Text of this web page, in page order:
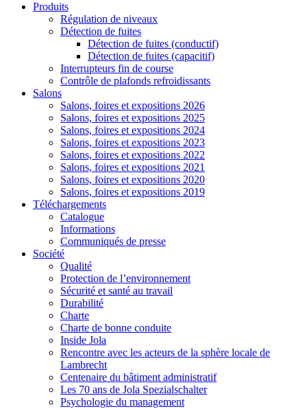
Produits
Régulation de niveaux
Détection de fuites
Détection de fuites (conductif)
Détection de fuites (capacitif)
Interrupteurs fin de course
Contrôle de plafonds refroidissants
Salons
Salons, foires et expositions 2026
Salons, foires et expositions 2025
Salons, foires et expositions 2024
Salons, foires et expositions 2023
Salons, foires et expositions 2022
Salons, foires et expositions 2021
Salons, foires et expositions 2020
Salons, foires et expositions 2019
Téléchargements
Catalogue
Informations
Communiqués de presse
Société
Qualité
Protection de l’environnement
Sécurité et santé au travail
Durabilité
Charte
Charte de bonne conduite
Inside Jola
Rencontre avec les acteurs de la sphère locale de
Lambrecht
Centenaire du bâtiment administratif
Les 70 ans de Jola Spezialschalter
Psychologie du management